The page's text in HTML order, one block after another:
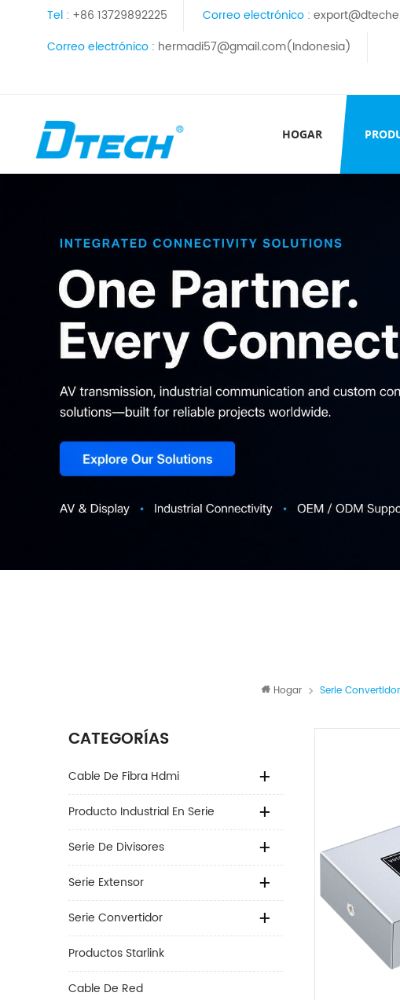
Tel : +86 13729892225 Correo electrónico :
Correo electrónico : hermadi57@gmail.com(Indonesia)
HOGAR
Hogar Serie Convertidor
CATEGORÍAS
Cable De Fibra Hdmi
Producto Industrial En Serie
Serie De Divisores
Serie Extensor
Serie Convertidor
Productos Starlink
Cable De Red